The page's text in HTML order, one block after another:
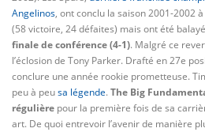
Angelinos, ont conclu la saison 2001-2002
(58 victoire, 24 défaites) mais ont été
finale de conférence (4-1). Malgré ce
l’éclosion de Tony Parker. Drafté en 27e
conclure une année rookie prometteuse.
peu à peusa légende. The Big
régulière pour la première fois de sa
art. De quoi entrevoir l’avenir de manière